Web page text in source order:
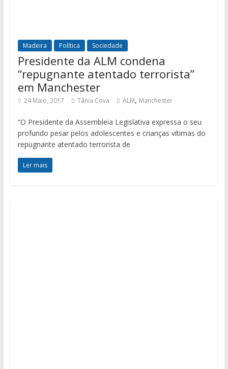
Madeira Política Sociedade
Presidente da ALM condena
“repugnante atentado terrorista”
em Manchester
24 Maio, 2017 Tânia Cova ALM, Manchester
“O Presidente da Assembleia Legislativa expressa o seu
profundo pesar pelos adolescentes e crianças vítimas do
repugnante atentado terrorista de
Ler mais